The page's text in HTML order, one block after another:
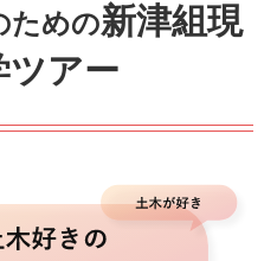
ための新津組現
ツアー